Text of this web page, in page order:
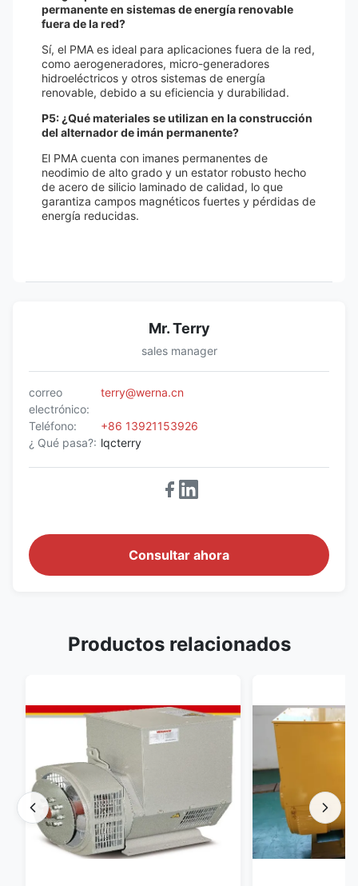
permanente en sistemas de energía renovable
fuera de la red?
Sí, el PMA es ideal para aplicaciones fuera de la red,
como aerogeneradores, micro-generadores
hidroeléctricos y otros sistemas de energía
renovable, debido a su eficiencia y durabilidad.
P5: ¿Qué materiales se utilizan en la construcción
del alternador de imán permanente?
El PMA cuenta con imanes permanentes de
neodimio de alto grado y un estator robusto hecho
de acero de silicio laminado de calidad, lo que
garantiza campos magnéticos fuertes y pérdidas de
energía reducidas.
Mr. Terry
sales manager
correo
electrónico:
terry@werna.cn
Teléfono:
+86 13921153926
¿ Qué pasa?: lqcterry
Consultar ahora
Productos relacionados